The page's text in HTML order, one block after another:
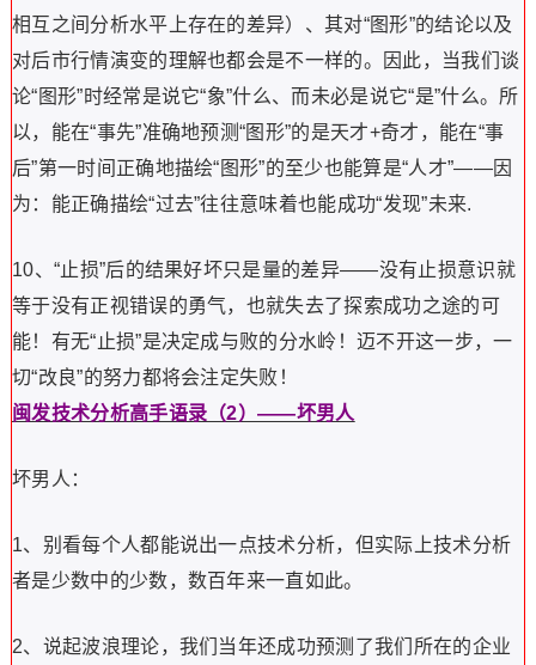
相互之间分析水平上存在的差异）、其对“图形”的结论以及
对后市行情演变的理解也都会是不一样的。因此，当我们谈
论“图形”时经常是说它“象”什么、而未必是说它“是”什么。所
以，能在“事先”准确地预测“图形”的是天才+奇才，能在“事
后”第一时间正确地描绘“图形”的至少也能算是“人才”——因
为：能正确描绘“过去”往往意味着也能成功“发现”未来.
10、“止损”后的结果好坏只是量的差异——没有止损意识就
等于没有正视错误的勇气，也就失去了探索成功之途的可
能！有无“止损”是决定成与败的分水岭！迈不开这一步，一
切“改良”的努力都将会注定失败！
闽发技术分析高手语录（2）——坏男人
坏男人：
1、别看每个人都能说出一点技术分析，但实际上技术分析
者是少数中的少数，数百年来一直如此。
2、说起波浪理论，我们当年还成功预测了我们所在的企业